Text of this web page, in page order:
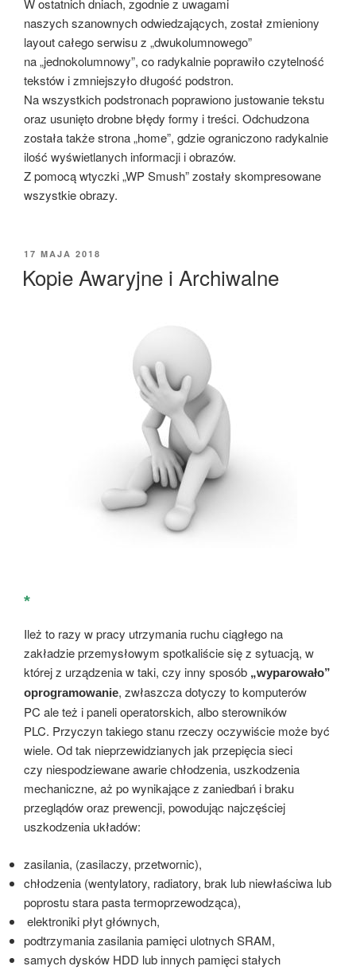
W ostatnich dniach, zgodnie z uwagami
naszych szanownych odwiedzających, został zmieniony
layout całego serwisu z „dwukolumnowego”
na „jednokolumnowy”, co radykalnie poprawiło czytelność
tekstów i zmniejszyło długość podstron.
Na wszystkich podstronach poprawiono justowanie tekstu
oraz usunięto drobne błędy formy i treści. Odchudzona
została także strona „home”, gdzie ograniczono radykalnie
ilość wyświetlanych informacji i obrazów.
Z pomocą wtyczki „WP Smush” zostały skompresowane
wszystkie obrazy.
OPUBLIKOWANE
17 MAJA 2018
Kopie Awaryjne i Archiwalne
*
Ileż to razy w pracy utrzymania ruchu ciągłego na
zakładzie przemysłowym spotkaliście się z sytuacją, w
której z urządzenia w taki, czy inny sposób „wyparowało”
oprogramowanie, zwłaszcza dotyczy to komputerów
PC ale też i paneli operatorskich, albo sterowników
PLC. Przyczyn takiego stanu rzeczy oczywiście może być
wiele. Od tak nieprzewidzianych jak przepięcia sieci
czy niespodziewane awarie chłodzenia, uszkodzenia
mechaniczne, aż po wynikające z zaniedbań i braku
przeglądów oraz prewencji, powodując najczęściej
uszkodzenia układów:
zasilania, (zasilaczy, przetwornic),
chłodzenia (wentylatory, radiatory, brak lub niewłaściwa lub
poprostu stara pasta termoprzewodząca),
elektroniki płyt głównych,
podtrzymania zasilania pamięci ulotnych SRAM,
samych dysków HDD lub innych pamięci stałych